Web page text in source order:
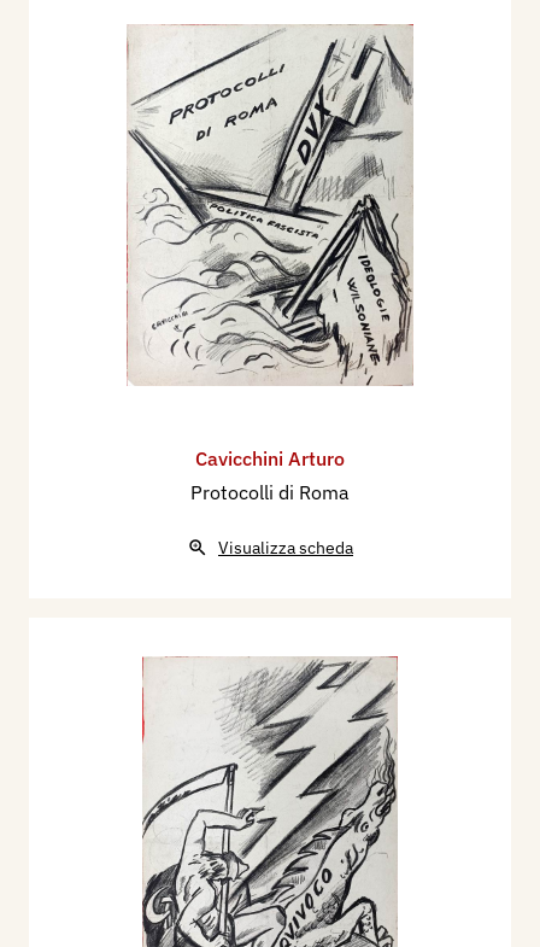
Cavicchini Arturo
Protocolli di Roma
Visualizza scheda